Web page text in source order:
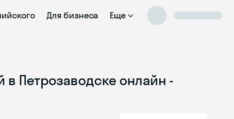
Для бизнеса Еще
в Петрозаводске онлайн -